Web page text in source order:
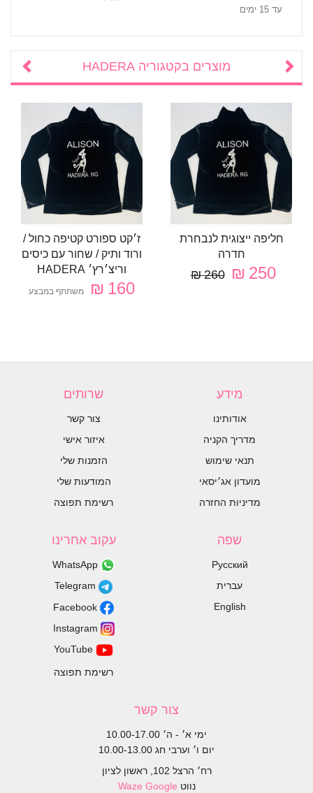
עד 15 ימים
מוצרים בקטגוריה HADERA
חליפה ייצוגית לנבחרת
חדרה
250 ₪
260 ₪
ז׳קט ספורט קטיפה כחול /
ורוד ותיק / שחור עם כיסים
וריצ׳רץ׳ HADERA
160 ₪ משתתף במבצע
מידע
אודותינו
מדריך הקניה
תנאי שימוש
מועדון אג׳יסאי
מדיניות החזרה
שרותים
צור קשר
איזור אישי
הזמנות שלי
המודעות שלי
רשימת תפוצה
שפה
Русский
עברית
English
עקוב אחרינו
רשימת תפוצה
צור קשר
ימי א׳ - ה׳ 10.00-17.00
יום ו׳ וערבי חג 10.00-13.00
רח׳ הרצל 102, ראשון לציון
נווט
Waze Google